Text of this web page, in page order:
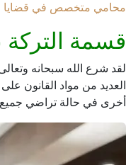
محامي متخصص في قضايا
قسمة التركة
لقد شرع الله سبحانه
العديد من مواد القانون
أخرى في حالة تراضي جميع